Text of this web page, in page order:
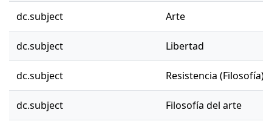
dc.subject Arte
dc.subject Libertad
dc.subject Resistencia (Filosofía)
dc.subject Filosofía del arte